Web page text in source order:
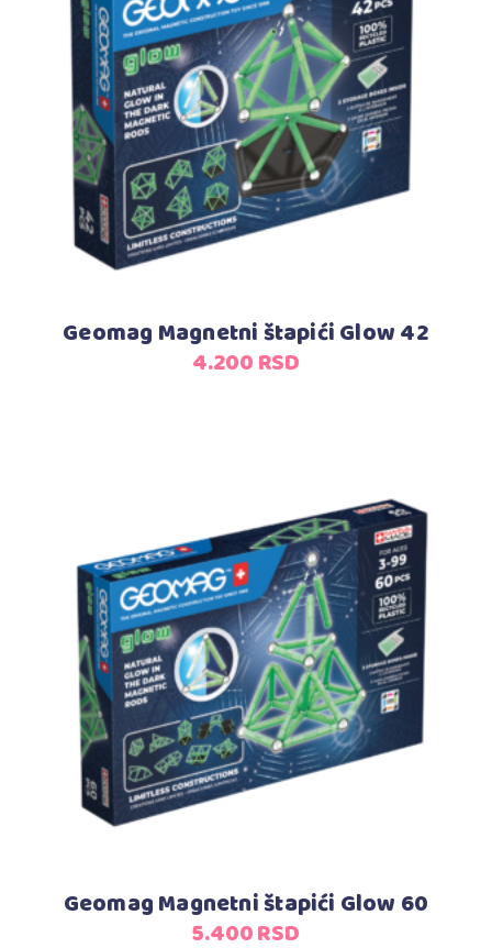
Dodaj u korpu
Geomag Magnetni štapići Glow 42
4.200RSD
Dodaj u korpu
Geomag Magnetni štapići Glow 60
5.400RSD